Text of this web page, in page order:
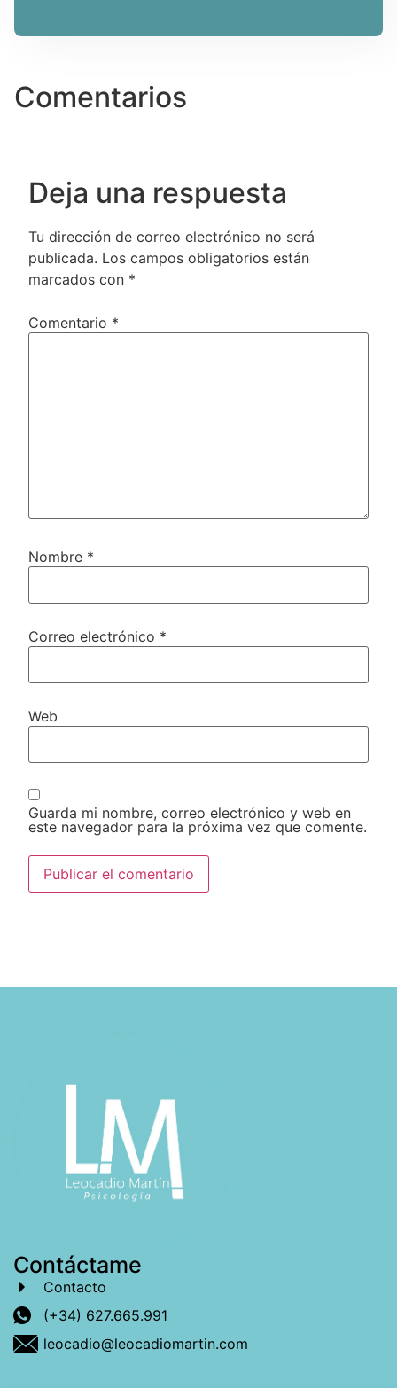
Comentarios
Deja una respuesta
Tu dirección de correo electrónico no será
publicada. Los campos obligatorios están
marcados con *
Comentario *
Nombre *
Correo electrónico *
Web
Guarda mi nombre, correo electrónico y web en
este navegador para la próxima vez que comente.
Contáctame
Contacto
(+34) 627.665.991
leocadio@leocadiomartin.com